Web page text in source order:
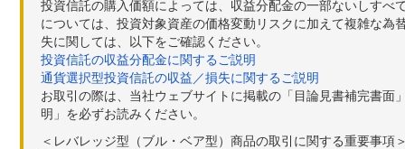
投資信託の購入価額によっては、収益分配金の一部ないしす
については、投資対象資産の価格変動リスクに加えて複雑な
失に関しては、以下をご確認ください。
投資信託の収益分配金に関するご説明
通貨選択型投資信託の収益／損失に関するご説明
お取引の際は、当社ウェブサイトに掲載の「目論見書補完書
明」を必ずお読みください。
＜レバレッジ型（ブル・ベア型）商品の取引に関する重要事項